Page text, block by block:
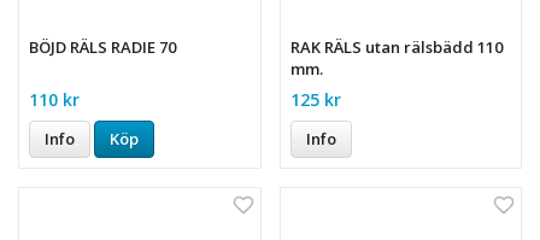
BÖJD RÄLS RADIE 70
110 kr
Info Köp
RAK RÄLS utan rälsbädd 110
mm.
125 kr
Info